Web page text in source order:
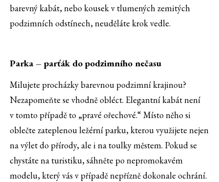
barevný kabát, nebo kousek v tlumených zemitých
podzimních odstínech, neuděláte krok vedle.
Parka – parťák do podzimního nečasu
Milujete procházky barevnou podzimní krajinou?
Nezapomeňte se vhodně obléct. Elegantní kabát není
v tomto případě to „pravé ořechové.“ Místo něho si
oblečte zateplenou ležérní parku, kterou využijete nejen
na výlet do přírody, ale i na toulky městem. Pokud se
chystáte na turistiku, sáhněte po nepromokavém
modelu, který vás v případě nepřízně dokonale ochrání.